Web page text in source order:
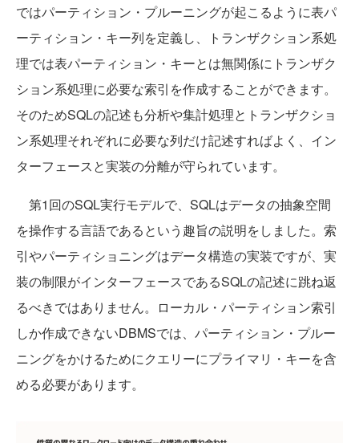
ではパーティション・プルーニングが起こるように表パ
ーティション・キー列を定義し、トランザクション系処
理では表パーティション・キーとは無関係にトランザク
ション系処理に必要な索引を作成することができます。
そのためSQLの記述も分析や集計処理とトランザクショ
ン系処理それぞれに必要な列だけ記述すればよく、イン
ターフェースと実装の分離が守られています。
第1回のSQL実行モデルで、SQLはデータの抽象空間
を操作する言語であるという趣旨の説明をしました。索
引やパーティショニングはデータ構造の実装ですが、実
装の制限がインターフェースであるSQLの記述に跳ね返
るべきではありません。ローカル・パーティション索引
しか作成できないDBMSでは、パーティション・プルー
ニングをかけるためにクエリーにプライマリ・キーを含
める必要があります。